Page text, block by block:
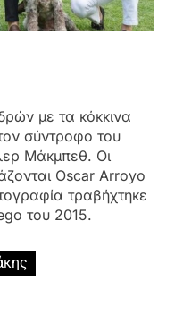
με τα κόκκινα
σύντροφο του
Μάκμπεθ. Οι
Oscar Arroyo
τραβήχτηκε
του 2015.